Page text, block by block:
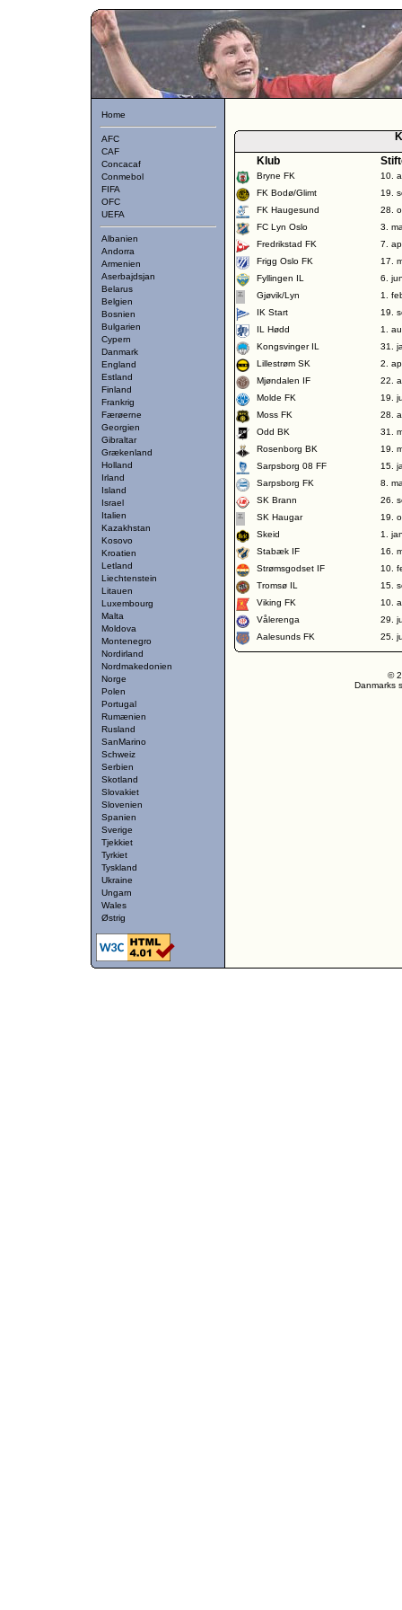
Home
AFC
CAF
Concacaf
Conmebol
FIFA
OFC
UEFA
Albanien
Andorra
Armenien
Aserbajdsjan
Belarus
Belgien
Bosnien
Bulgarien
Cypern
Danmark
England
Estland
Finland
Frankrig
Færøerne
Georgien
Gibraltar
Grækenland
Holland
Irland
Island
Israel
Italien
Kazakhstan
Kosovo
Kroatien
Letland
Liechtenstein
Litauen
Luxembourg
Malta
Moldova
Montenegro
Nordirland
Nordmakedonien
Norge
Polen
Portugal
Rumænien
Rusland
SanMarino
Schweiz
Serbien
Skotland
Slovakiet
Slovenien
Spanien
Sverige
Tjekkiet
Tyrkiet
Tyskland
Ukraine
Ungarn
Wales
Østrig
Klub
Bryne FK
10.
FK Bodø/Glimt
19.
FK Haugesund
28.
FC Lyn Oslo
3.
Fredrikstad FK
7.
Frigg Oslo FK
17.
Fyllingen IL
6.
Gjøvik/Lyn
1.
IK Start
19.
IL Hødd
1.
Kongsvinger IL
31.
Lillestrøm SK
2.
Mjøndalen IF
22.
Molde FK
19.
Moss FK
28.
Odd BK
31.
Rosenborg BK
19.
Sarpsborg 08 FF
15.
Sarpsborg FK
8.
SK Brann
26.
SK Haugar
19.
Skeid
1.
Stabæk IF
16.
Strømsgodset IF
10.
Tromsø IL
15.
Viking FK
10.
Vålerenga
29.
Aalesunds FK
25.
©
Danmarks